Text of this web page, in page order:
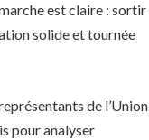
est claire : sortir
solide et tournée
de l’Union
pour analyser